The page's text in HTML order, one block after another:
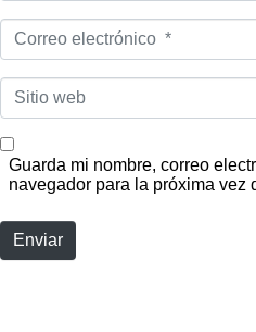
Correo
electrónico
*
Sitio
web
Guarda mi nombre, correo
navegador para la próxima vez
Enviar